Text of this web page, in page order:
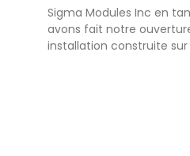
Sigma Modules Inc en
avons fait notre
installation construite sur